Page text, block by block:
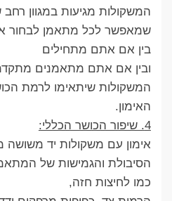
המשקולות מגיעות במגוון
שמאפשר לכל מתאמן לבחור
בין אם אתם מתחילים
ובין אם אתם מתאמנים
המשקולות שיתאימו לרמת
האימון.
4. שיפור הכושר הכללי:
אימון עם משקולות יד
הסיבולת והגמישות של
כמו לחיצות חזה,